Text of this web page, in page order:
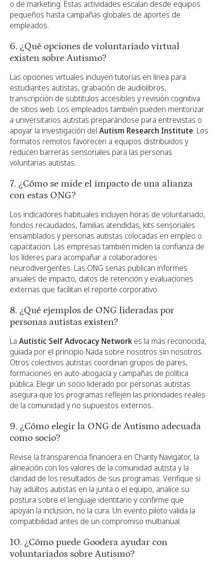
o de marketing. Estas actividades escalan desde equipos
pequeños hasta campañas globales de aportes de
empleados.
6. ¿Qué opciones de voluntariado virtual
existen sobre Autismo?
Las opciones virtuales incluyen tutorías en línea para
estudiantes autistas, grabación de audiolibros,
transcripción de subtítulos accesibles y revisión cognitiva
de sitios web. Los empleados también pueden mentorizar
a universitarios autistas preparándose para entrevistas o
apoyar la investigación del Autism Research Institute. Los
formatos remotos favorecen a equipos distribuidos y
reducen barreras sensoriales para las personas
voluntarias autistas.
7. ¿Cómo se mide el impacto de una alianza
con estas ONG?
Los indicadores habituales incluyen horas de voluntariado,
fondos recaudados, familias atendidas, kits sensoriales
ensamblados y personas autistas colocadas en empleo o
capacitación. Las empresas también miden la confianza de
los líderes para acompañar a colaboradores
neurodivergentes. Las ONG serias publican informes
anuales de impacto, datos de retención y evaluaciones
externas que facilitan el reporte corporativo.
8. ¿Qué ejemplos de ONG lideradas por
personas autistas existen?
La Autistic Self Advocacy Network es la más reconocida,
guiada por el principio Nada sobre nosotros sin nosotros.
Otros colectivos autistas coordinan grupos de pares,
formaciones en auto-abogacía y campañas de política
pública. Elegir un socio liderado por personas autistas
asegura que los programas reflejen las prioridades reales
de la comunidad y no supuestos externos.
9. ¿Cómo elegir la ONG de Autismo adecuada
como socio?
Revise la transparencia financiera en Charity Navigator, la
alineación con los valores de la comunidad autista y la
claridad de los resultados de sus programas. Verifique si
hay adultos autistas en la junta o el equipo, analice su
postura sobre el lenguaje identitario y confirme que
apoyan la inclusión, no la cura. Un evento piloto valida la
compatibilidad antes de un compromiso multianual.
10. ¿Cómo puede Goodera ayudar con
voluntariados sobre Autismo?